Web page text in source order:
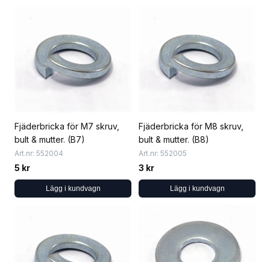
Fjäderbricka för M7 skruv,
bult & mutter. (B7)
Art.nr: 552004
5 kr
Lägg i kundvagn
Fjäderbricka för M8 skruv,
bult & mutter. (B8)
Art.nr: 552005
3 kr
Lägg i kundvagn